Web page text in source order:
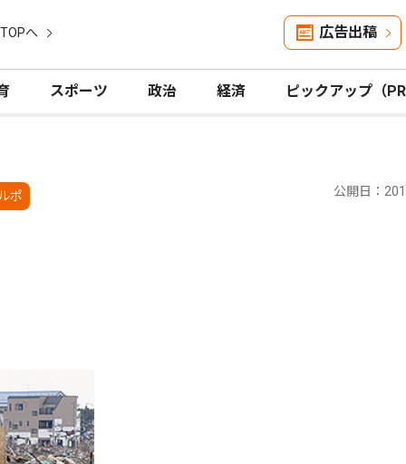
へ 広告出稿
スポーツ 政治 経済 ピックアップ（
ポ 公開日：